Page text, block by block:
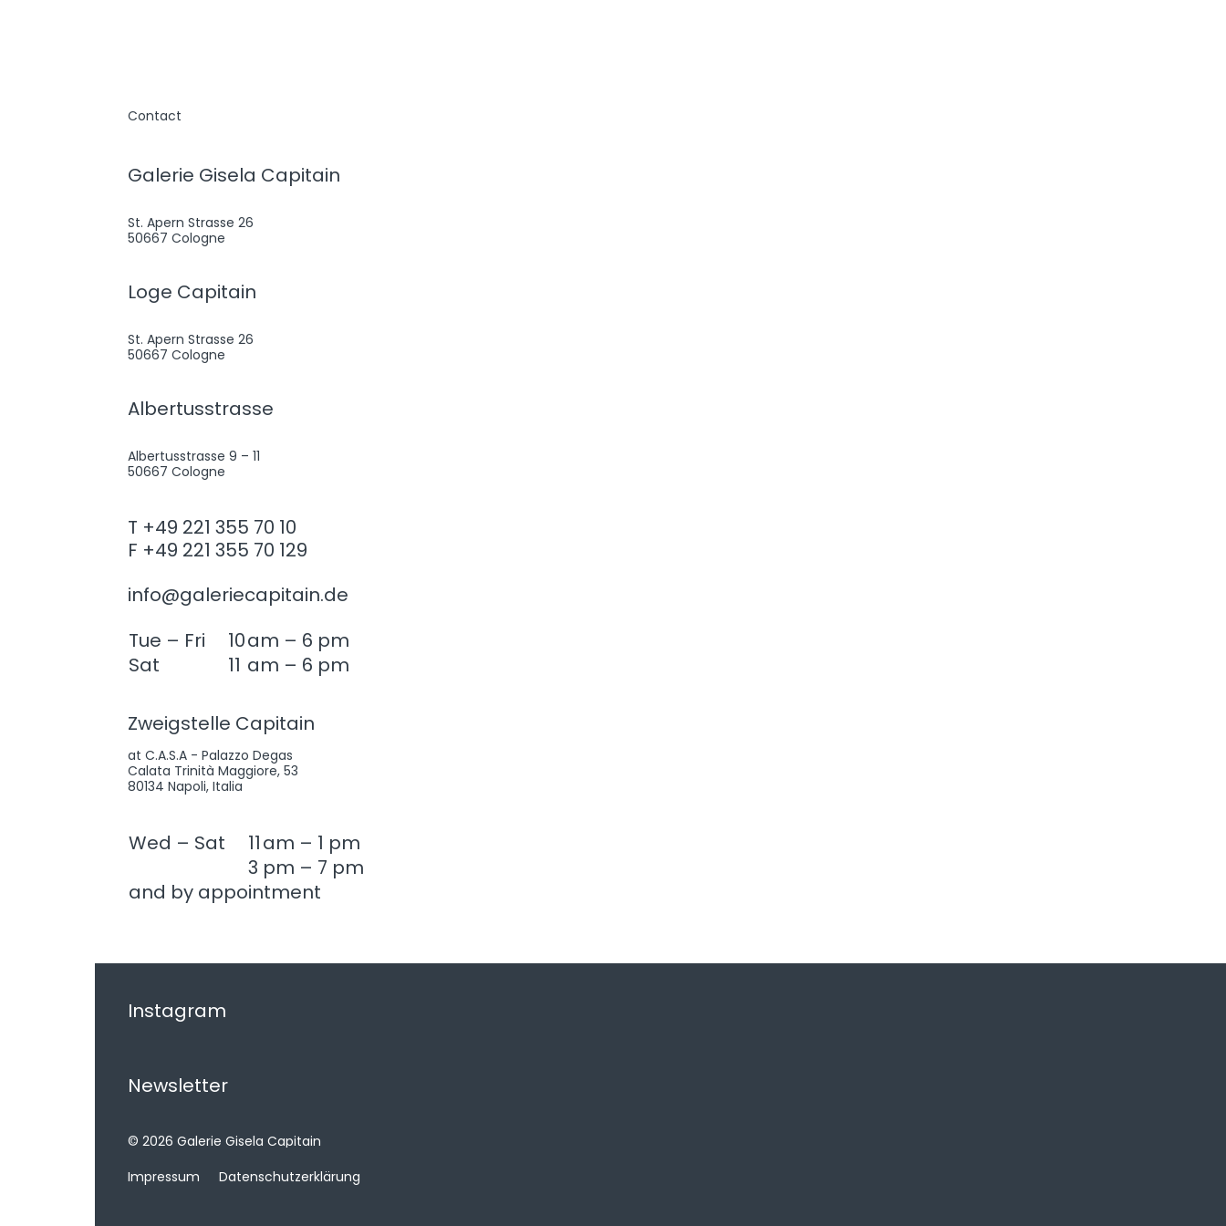
Contact
Galerie Gisela Capitain
St. Apern Strasse 26
50667 Cologne
Loge Capitain
St. Apern Strasse 26
50667 Cologne
Albertusstrasse
Albertusstrasse 9 – 11
50667 Cologne
T +49 221 355 70 10
F +49 221 355 70 129
info@galeriecapitain.de
Tue – Fri
10am – 6 pm
Sat
11 am – 6 pm
Zweigstelle Capitain
at C.A.S.A - Palazzo Degas
Calata Trinità Maggiore, 53
80134 Napoli, Italia
Wed – Sat 11am – 1 pm
3 pm – 7 pm
and by appointment
Instagram
Newsletter
© 2026 Galerie Gisela Capitain
Impressum
Datenschutzerklärung